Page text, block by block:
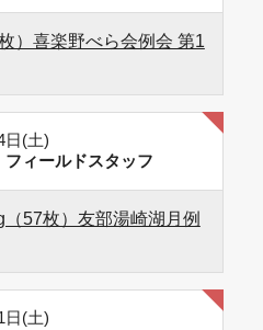
）喜楽野べら会例会 第1
日(土)
フィールドスタッフ
57枚）友部湯崎湖月例
日(土)